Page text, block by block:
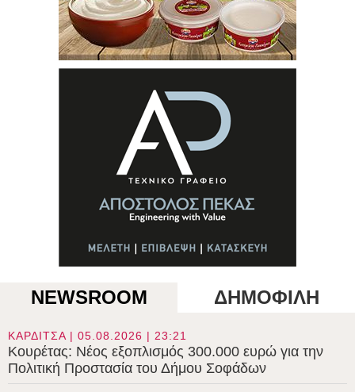
NEWSROOM ΔΗΜΟΦΙΛΗ
ΚΑΡΔΙΤΣΑ | 05.08.2026 | 23:21
Κουρέτας: Νέος εξοπλισμός 300.000 ευρώ για την
Πολιτική Προστασία του Δήμου Σοφάδων